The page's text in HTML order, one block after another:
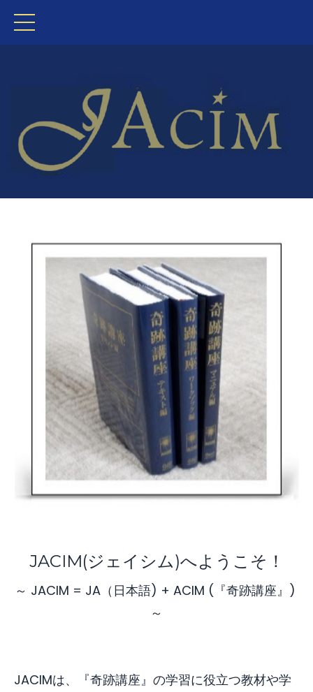
JACIM(ジェイシム)へようこそ！
～ JACIM = JA（日本語) + ACIM (『奇跡講座』)
～
JACIMは、『奇跡講座』の学習に役立つ教材や学